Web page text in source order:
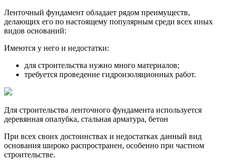
Ленточный фундамент обладает рядом преимуществ,
делающих его по настоящему популярным среди всех иных
видов оснований:
Имеются у него и недостатки:
для строительства нужно много материалов;
требуется проведение гидроизоляционных работ.
Для строительства ленточного фундамента используется
деревянная опалубка, стальная арматура, бетон
При всех своих достоинствах и недостатках данный вид
основания широко распространен, особенно при частном
строительстве.